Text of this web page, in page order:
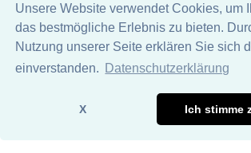
Unsere Website verwendet Cookies, um
das bestmögliche Erlebnis zu bieten.
Nutzung unserer Seite erklären Sie sich
einverstanden.
Datenschutzerklärung
X Ich stimme
Wir übernehmen keine Garantie und keine
Richtigkeit und Vollständigkeit dieser Seite.